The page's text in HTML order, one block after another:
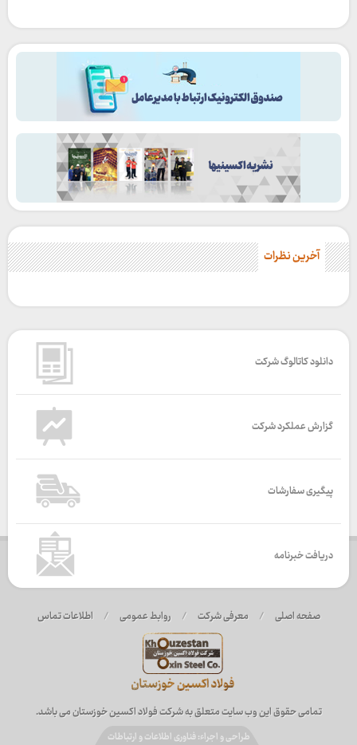
آخرین نظرات
دانلود کاتالوگ شرکت
گزارش عملکرد شرکت
پیگیری سفارشات
دریافت خبرنامه
صفحه اصلی / معرفی شرکت / روابط عمومی / اطلاعات تماس
تمامی حقوق این وب سایت متعلق به شرکت فولاد اکسین خوزستان می باشد.
طراحی و اجراء: فناوری اطلاعات و ارتباطات